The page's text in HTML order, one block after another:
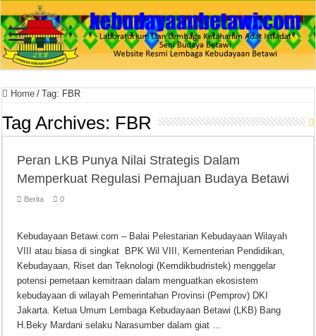
Home / Tag: FBR
Tag Archives: FBR
Peran LKB Punya Nilai Strategis Dalam
Memperkuat Regulasi Pemajuan Budaya Betawi
Berita 0
Kebudayaan Betawi.com – Balai Pelestarian Kebudayaan Wilayah
VIII atau biasa di singkat BPK Wil VIII, Kementerian Pendidikan,
Kebudayaan, Riset dan Teknologi (Kemdikbudristek) menggelar
potensi pemetaan kemitraan dalam menguatkan ekosistem
kebudayaan di wilayah Pemerintahan Provinsi (Pemprov) DKI
Jakarta. Ketua Umum Lembaga Kebudayaan Betawi (LKB) Bang
H.Beky Mardani selaku Narasumber dalam giat …